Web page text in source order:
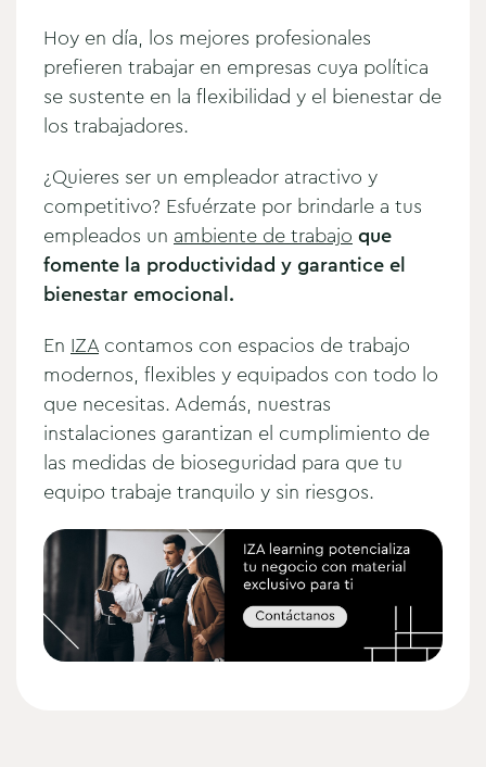
Hoy en día, los mejores profesionales
prefieren trabajar en empresas cuya política
se sustente en la flexibilidad y el bienestar de
los trabajadores.
¿Quieres ser un empleador atractivo y
competitivo? Esfuérzate por brindarle a tus
empleados un ambiente de trabajo que
fomente la productividad y garantice el
bienestar emocional.
En IZA contamos con espacios de trabajo
modernos, flexibles y equipados con todo lo
que necesitas. Además, nuestras
instalaciones garantizan el cumplimiento de
las medidas de bioseguridad para que tu
equipo trabaje tranquilo y sin riesgos.